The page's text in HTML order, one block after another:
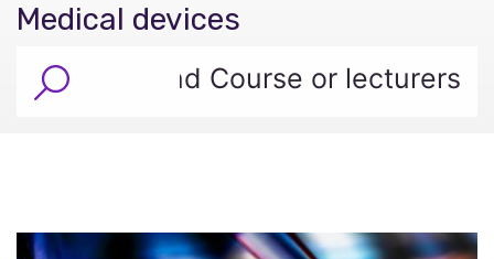
Medical devices